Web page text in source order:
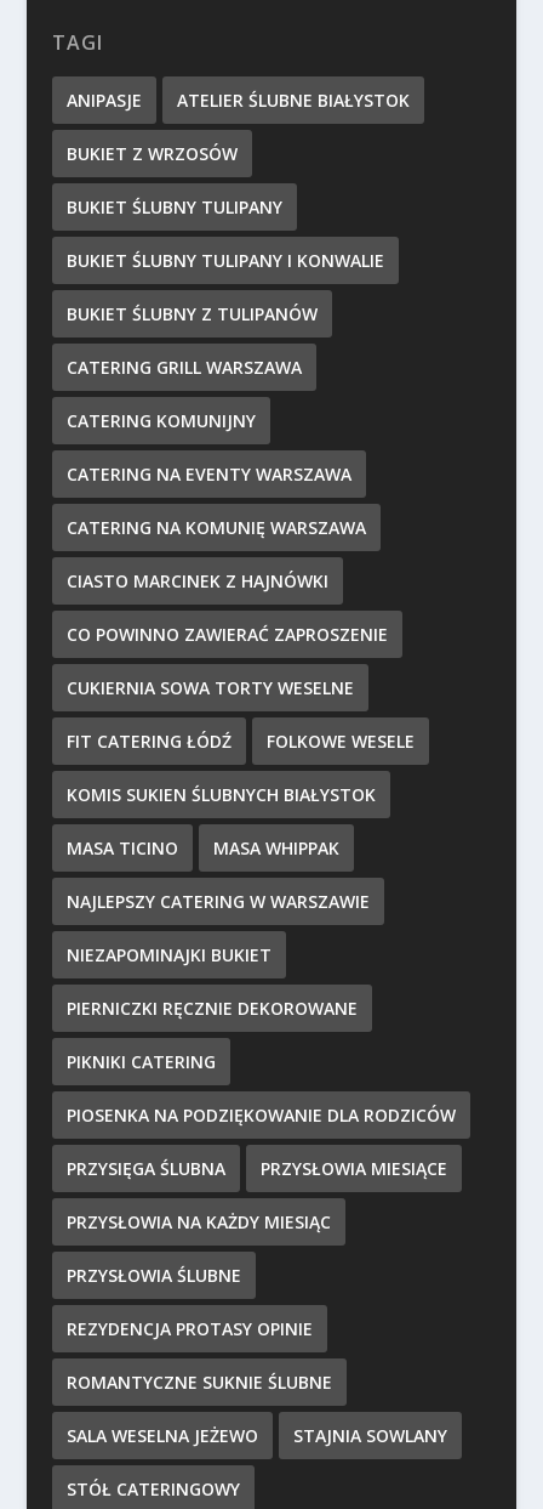
TAGI
ANIPASJE ATELIER ŚLUBNE BIAŁYSTOK
BUKIET Z WRZOSÓW
BUKIET ŚLUBNY TULIPANY
BUKIET ŚLUBNY TULIPANY I KONWALIE
BUKIET ŚLUBNY Z TULIPANÓW
CATERING GRILL WARSZAWA
CATERING KOMUNIJNY
CATERING NA EVENTY WARSZAWA
CATERING NA KOMUNIĘ WARSZAWA
CIASTO MARCINEK Z HAJNÓWKI
CO POWINNO ZAWIERAĆ ZAPROSZENIE
CUKIERNIA SOWA TORTY WESELNE
FIT CATERING ŁÓDŹ FOLKOWE WESELE
KOMIS SUKIEN ŚLUBNYCH BIAŁYSTOK
MASA TICINO MASA WHIPPAK
NAJLEPSZY CATERING W WARSZAWIE
NIEZAPOMINAJKI BUKIET
PIERNICZKI RĘCZNIE DEKOROWANE
PIKNIKI CATERING
PIOSENKA NA PODZIĘKOWANIE DLA RODZICÓW
PRZYSIĘGA ŚLUBNA PRZYSŁOWIA MIESIĄCE
PRZYSŁOWIA NA KAŻDY MIESIĄC
PRZYSŁOWIA ŚLUBNE
REZYDENCJA PROTASY OPINIE
ROMANTYCZNE SUKNIE ŚLUBNE
SALA WESELNA JEŻEWO STAJNIA SOWLANY
STÓŁ CATERINGOWY